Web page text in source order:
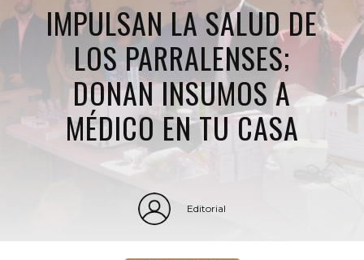
IMPULSAN LA SALUD DE
LOS PARRALENSES;
DONAN INSUMOS A
MÉDICO EN TU CASA
Editorial